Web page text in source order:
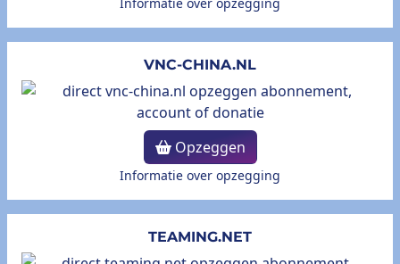
Informatie over opzegging
VNC-CHINA.NL
Opzeggen
Informatie over opzegging
TEAMING.NET